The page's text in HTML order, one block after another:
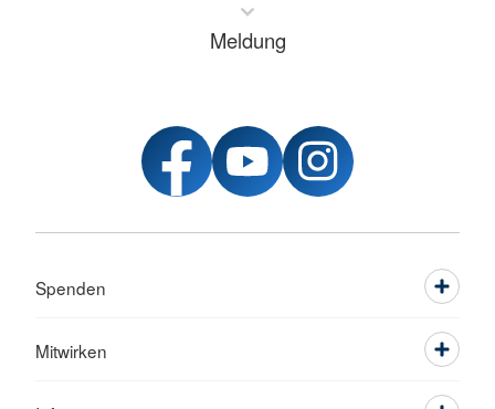
Meldung
Spenden
Mitwirken